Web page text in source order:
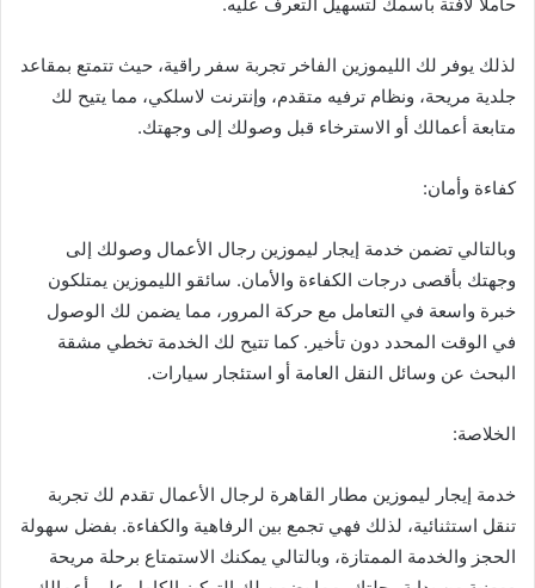
لذلك يوفر لك الليموزين الفاخر تجربة سفر راقية، حيث تتمتع بمقاعد
جلدية مريحة، ونظام ترفيه متقدم، وإنترنت لاسلكي، مما يتيح لك
متابعة أعمالك أو الاسترخاء قبل وصولك إلى وجهتك.
كفاءة وأمان:
وبالتالي تضمن خدمة إيجار ليموزين رجال الأعمال وصولك إلى
وجهتك بأقصى درجات الكفاءة والأمان. سائقو الليموزين يمتلكون
خبرة واسعة في التعامل مع حركة المرور، مما يضمن لك الوصول
في الوقت المحدد دون تأخير. كما تتيح لك الخدمة تخطي مشقة
البحث عن وسائل النقل العامة أو استئجار سيارات.
الخلاصة:
خدمة إيجار ليموزين مطار القاهرة لرجال الأعمال تقدم لك تجربة
تنقل استثنائية، لذلك فهي تجمع بين الرفاهية والكفاءة. بفضل سهولة
الحجز والخدمة الممتازة، وبالتالي يمكنك الاستمتاع برحلة مريحة